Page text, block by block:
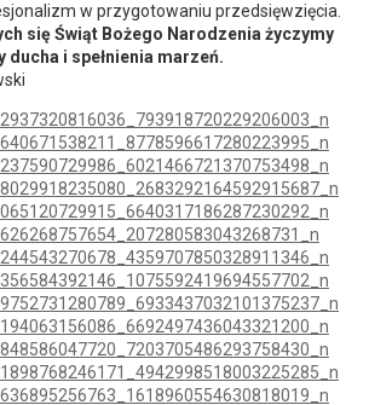
w przygotowaniu przedsięwzięcia.
się Świąt Bożego Narodzenia życzymy
i spełnienia marzeń.